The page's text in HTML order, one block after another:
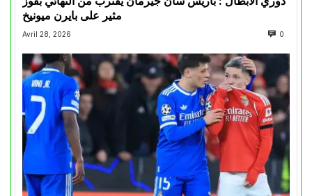
مثير على بايرن ميونيخ
Avril 28, 2026 0